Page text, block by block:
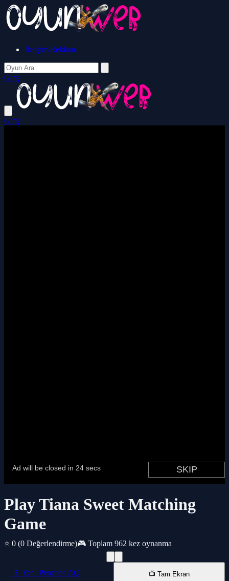
İletişim/Reklam
Giriş
Giriş
Play Tiana Sweet Matching
Game
⭐ 0 (0 Değerlendirme)🎮 Toplam 962 kez oynanma
📱 Yeni Pencede AÇ 📺 Tam Ekran